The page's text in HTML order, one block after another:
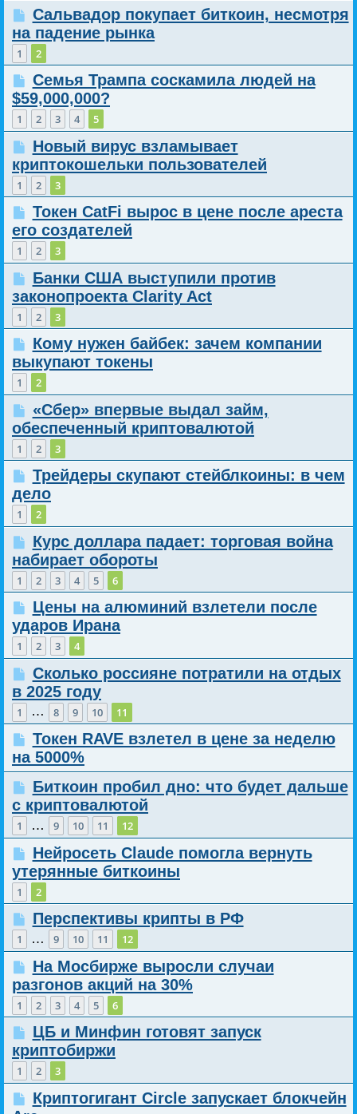
Сальвадор покупает биткоин, несмотря
на падение рынка
1 2
Семья Трампа соскамила людей на
$59,000,000?
1 2 3 4 5
Новый вирус взламывает
криптокошельки пользователей
1 2 3
Токен CatFi вырос в цене после ареста
его создателей
1 2 3
Банки США выступили против
законопроекта Clarity Act
1 2 3
Кому нужен байбек: зачем компании
выкупают токены
1 2
«Сбер» впервые выдал займ,
обеспеченный криптовалютой
1 2 3
Трейдеры скупают стейблкоины: в чем
дело
1 2
Курс доллара падает: торговая война
набирает обороты
1 2 3 4 5 6
Цены на алюминий взлетели после
ударов Ирана
1 2 3 4
Сколько россияне потратили на отдых
в 2025 году
1 … 8 9 10 11
Токен RAVE взлетел в цене за неделю
на 5000%
Биткоин пробил дно: что будет дальше
с криптовалютой
1 … 9 10 11 12
Нейросеть Claude помогла вернуть
утерянные биткоины
1 2
Перспективы крипты в РФ
1 … 9 10 11 12
На Мосбирже выросли случаи
разгонов акций на 30%
1 2 3 4 5 6
ЦБ и Минфин готовят запуск
криптобиржи
1 2 3
Криптогигант Circle запускает блокчейн